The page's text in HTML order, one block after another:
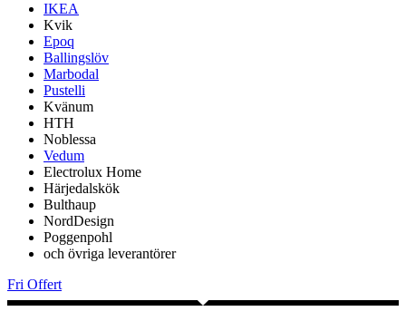
IKEA
Kvik
Epoq
Ballingslöv
Marbodal
Pustelli
Kvänum
HTH
Noblessa
Vedum
Electrolux Home
Härjedalskök
Bulthaup
NordDesign
Poggenpohl
och övriga leverantörer
Fri Offert